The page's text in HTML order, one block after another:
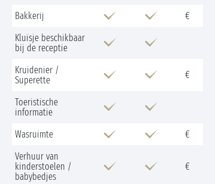
Bakkerij
€
Kluisje beschikbaar
bij de receptie
Kruidenier /
Superette
€
Toeristische
informatie
Wasruimte
€
Verhuur van
kinderstoelen /
babybedjes
€